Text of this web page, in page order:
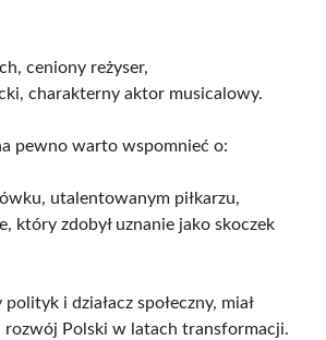
ceniony reżyser,
charakterny aktor musicalowy.
pewno warto wspomnieć o:
utalentowanym piłkarzu,
który zdobył uznanie jako skoczek
i działacz społeczny, miał
rozwój Polski w latach transformacji.